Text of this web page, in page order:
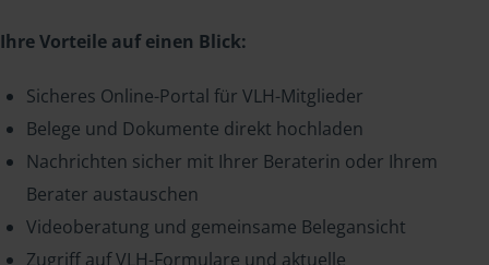
Ihre Vorteile auf einen Blick:
Sicheres Online-Portal für VLH-Mitglieder
Belege und Dokumente direkt hochladen
Nachrichten sicher mit Ihrer Beraterin oder Ihrem
Berater austauschen
Videoberatung und gemeinsame Belegansicht
Zugriff auf VLH-Formulare und aktuelle